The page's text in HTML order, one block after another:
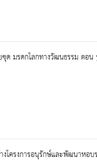
ด มรดกโลกทางวัฒนธรรม ตอ
งโครงการอนุรักษ์และพัฒนาห